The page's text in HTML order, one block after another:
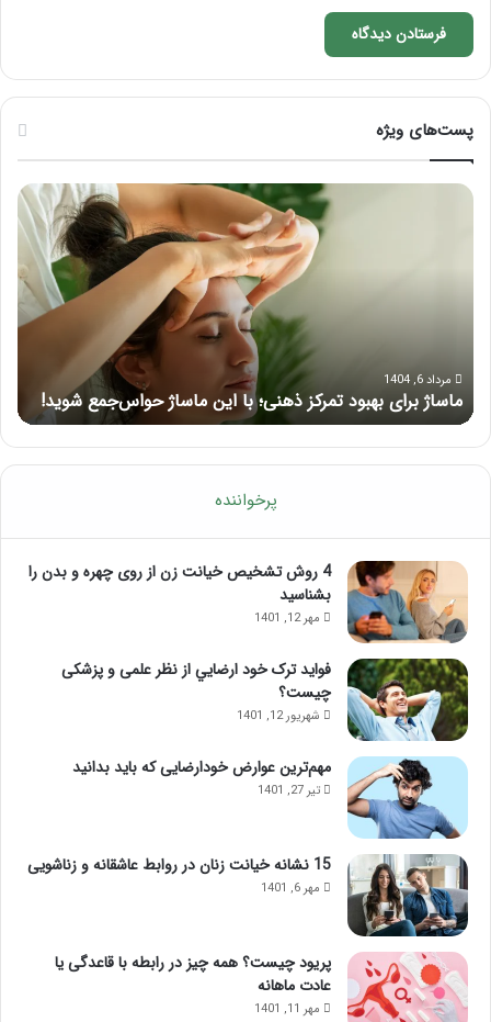
پست‌های ویژه
ماساژ
حواس‌جمع
شوید!
مرداد 6, 1404
ماساژ برای بهبود تمرکز ذهنی؛ با این ماساژ حواس‌جمع شوید!
از
پرخواننده
4 روش تشخیص خیانت زن از روی چهره و بدن را
بشناسید
مهر 12, 1401
فواید ترک خود ارضايي از نظر علمی و پزشکی
چیست؟
شهریور 12, 1401
مهم‌ترین عوارض خودارضایی که باید بدانید
تیر 27, 1401
15 نشانه خیانت زنان در روابط عاشقانه و زناشویی
مهر 6, 1401
پریود چیست؟ همه چیز در رابطه با قاعدگی یا
عادت ماهانه
مهر 11, 1401